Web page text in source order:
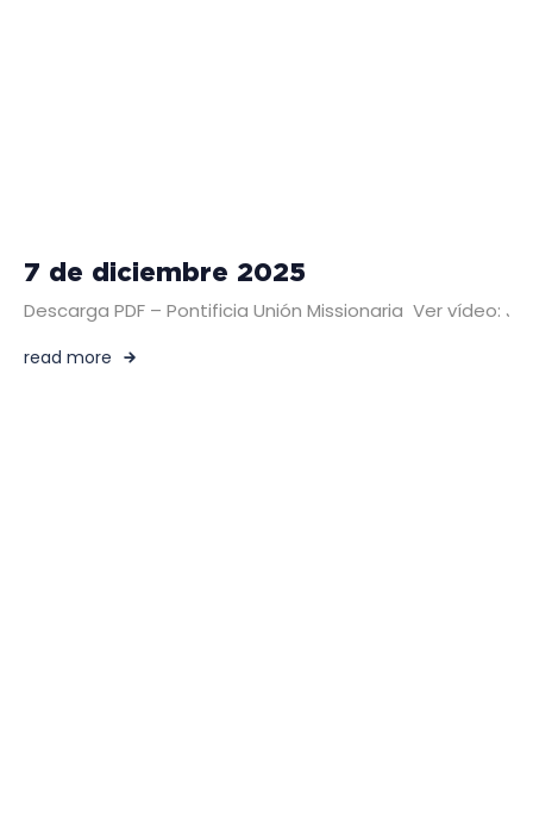
7 de diciembre 2025
Descarga PDF – Pontificia Unión Missionaria Ver vídeo:
read more